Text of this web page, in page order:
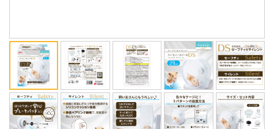
ENGLISH 中文